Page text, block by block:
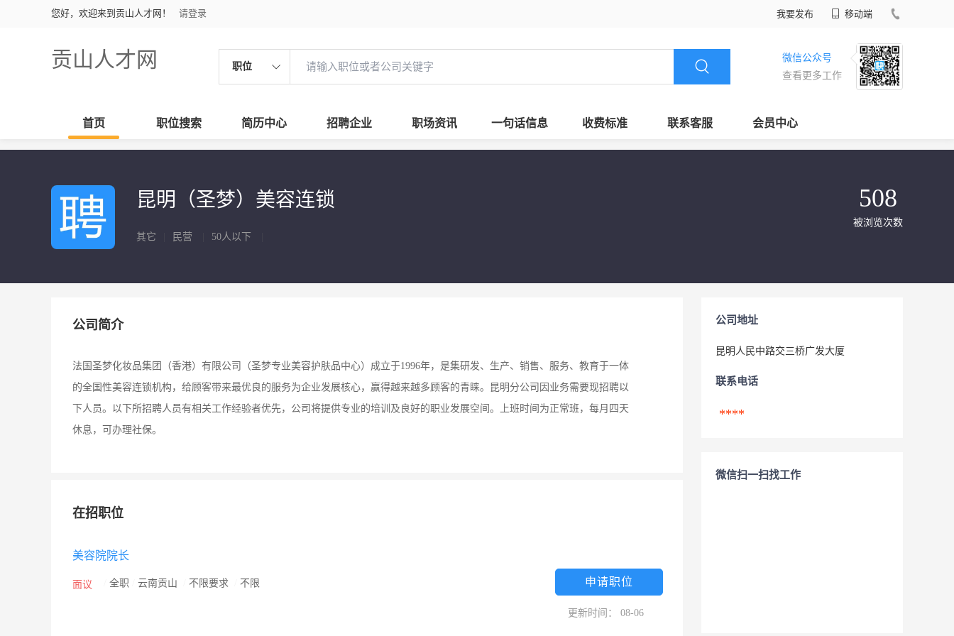
您好，欢迎来到贡山人才网！ 请登录 我要发布 移动端
贡山人才网 职位
微信公众号
查看更多工作
首页 职位搜索 简历中心 招聘企业 职场资讯 一句话信息 收费标准 联系客服 会员中心
昆明（圣梦）美容连锁
其它 民营 50人以下
508
被浏览次数
公司简介
法国圣梦化妆品集团（香港）有限公司（圣梦专业美容护肤品中心）成立于1996年，是集研发、生产、销售、服务、教育于一体
的全国性美容连锁机构，给顾客带来最优良的服务为企业发展核心，赢得越来越多顾客的青睐。昆明分公司因业务需要现招聘以
下人员。以下所招聘人员有相关工作经验者优先，公司将提供专业的培训及良好的职业发展空间。上班时间为正常班，每月四天
休息，可办理社保。
在招职位
美容院院长
面议 全职 云南贡山 不限要求 不限 申请职位
更新时间： 08-06
公司地址
昆明人民中路交三桥广发大厦
联系电话
****
微信扫一扫找工作